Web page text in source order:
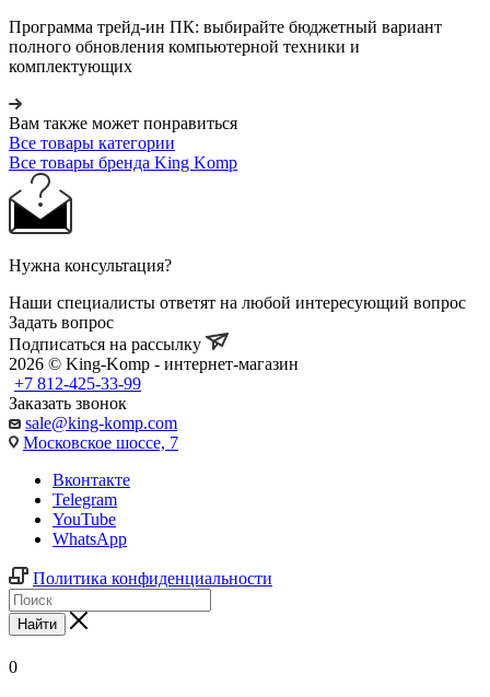
Программа трейд-ин ПК: выбирайте бюджетный вариант
полного обновления компьютерной техники и
комплектующих
Вам также может понравиться
Все товары категории
Все товары бренда King Komp
Нужна консультация?
Наши специалисты ответят на любой интересующий вопрос
Задать вопрос
Подписаться на рассылку
2026 © King-Komp - интернет-магазин
+7 812-425-33-99
Заказать звонок
sale@king-komp.com
Московское шоссе, 7
Вконтакте
Telegram
YouTube
WhatsApp
Политика конфиденциальности
Найти
0